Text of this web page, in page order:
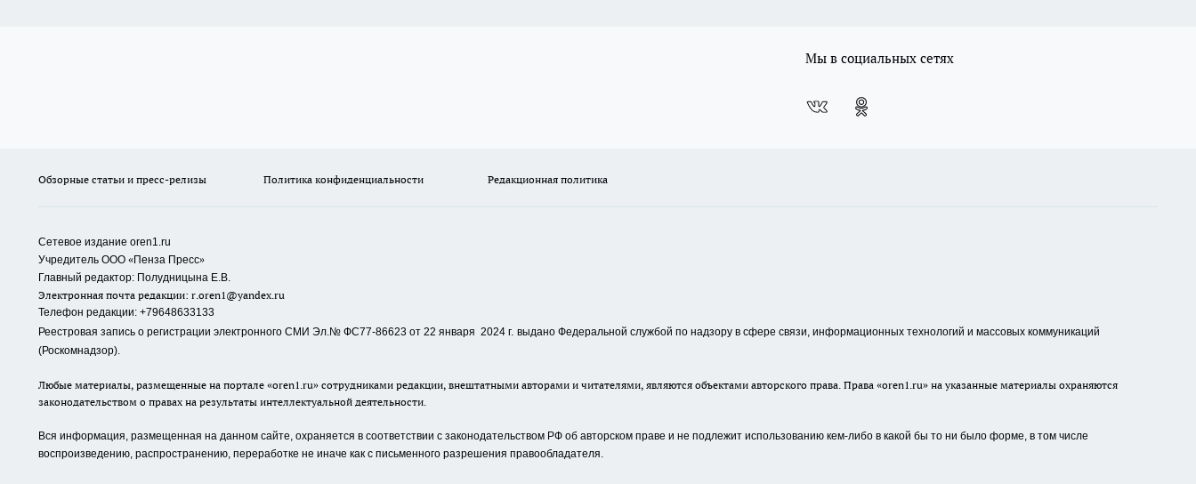
Мы в социальных сетях
Обзорные статьи и пресс-релизы Политика конфиденциальности Редакционная политика
Сетевое издание oren1.ru
Учредитель ООО «Пенза Пресс»
Главный редактор: Полудницына Е.В.
Электронная почта редакции: r.oren1@yandex.ru
Телефон редакции: +79648633133
Реестровая запись о регистрации электронного СМИ Эл.№ ФС77-86623 от 22 января 2024 г. выдано Федеральной службой по надзору в сфере связи, информационных технологий и массовых коммуникаций
(Роскомнадзор).
Любые материалы, размещенные на портале «oren1.ru» сотрудниками редакции, внештатными авторами и читателями, являются объектами авторского права. Права «oren1.ru» на указанные материалы охраняются
законодательством о правах на результаты интеллектуальной деятельности.
Вся информация, размещенная на данном сайте, охраняется в соответствии с законодательством РФ об авторском праве и не подлежит использованию кем-либо в какой бы то ни было форме, в том числе
воспроизведению, распространению, переработке не иначе как с письменного разрешения правообладателя.